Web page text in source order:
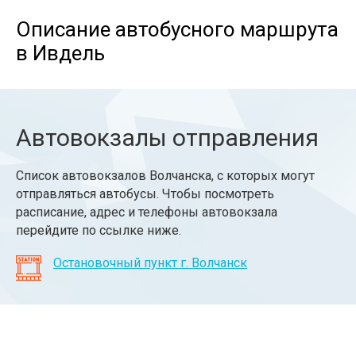
Описание автобусного маршрута
в Ивдель
Автовокзалы отправления
Список автовокзалов Волчанска, с которых могут
отправляться автобусы. Чтобы посмотреть
расписание, адрес и телефоны автовокзала
перейдите по ссылке ниже.
Остановочный пункт г. Волчанск